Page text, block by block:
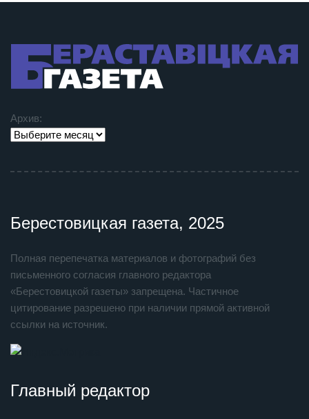
Архив:
Берестовицкая газета, 2025
Полная перепечатка материалов и фотографий без
письменного согласия главного редактора
«Берестовицкой газеты» запрещена. Частичное
цитирование разрешено при наличии прямой активной
ссылки на источник.
Главный редактор